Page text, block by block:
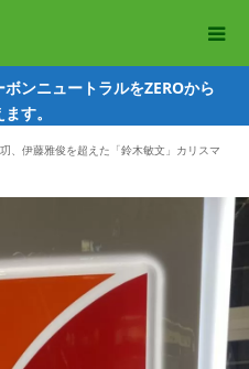
ボンニュートラルをZEROから
す。
、伊藤雅俊を超えた「鈴木敏文」カリスマ